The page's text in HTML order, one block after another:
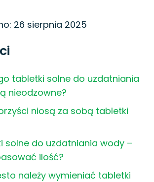
26 sierpnia 2025
tabletki solne do uzdatniania
nieodzowne?
niosą za sobą tabletki
solne do uzdatniania wody –
ilość?
należy wymieniać tabletki